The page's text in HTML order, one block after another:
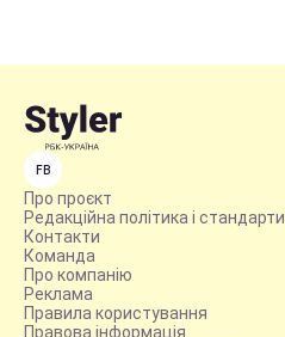
FB
Про проєкт
Редакційна політика і стандарти
Контакти
Команда
Про компанію
Реклама
Правила користування
Правова інформація